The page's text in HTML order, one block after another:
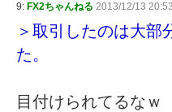
9: FX2ちゃんねる 2013/12/13
＞取引したのは大部
た。
目付けられてるなｗ